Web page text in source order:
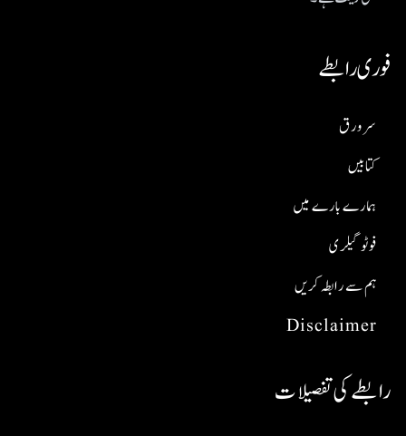
فوری رابطے
Disclaimer
ہم سے رابطہ کریں
فوٹو گیلری
ہمارے بارے میں
کتابیں
سر ورق
رابطے کی تفصیلات